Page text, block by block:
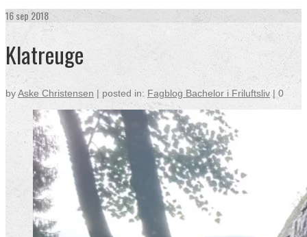
16sep 2018
Klatreuge
byAske Christensen | posted in: Fagblog Bachelor i Friluftsliv | 0